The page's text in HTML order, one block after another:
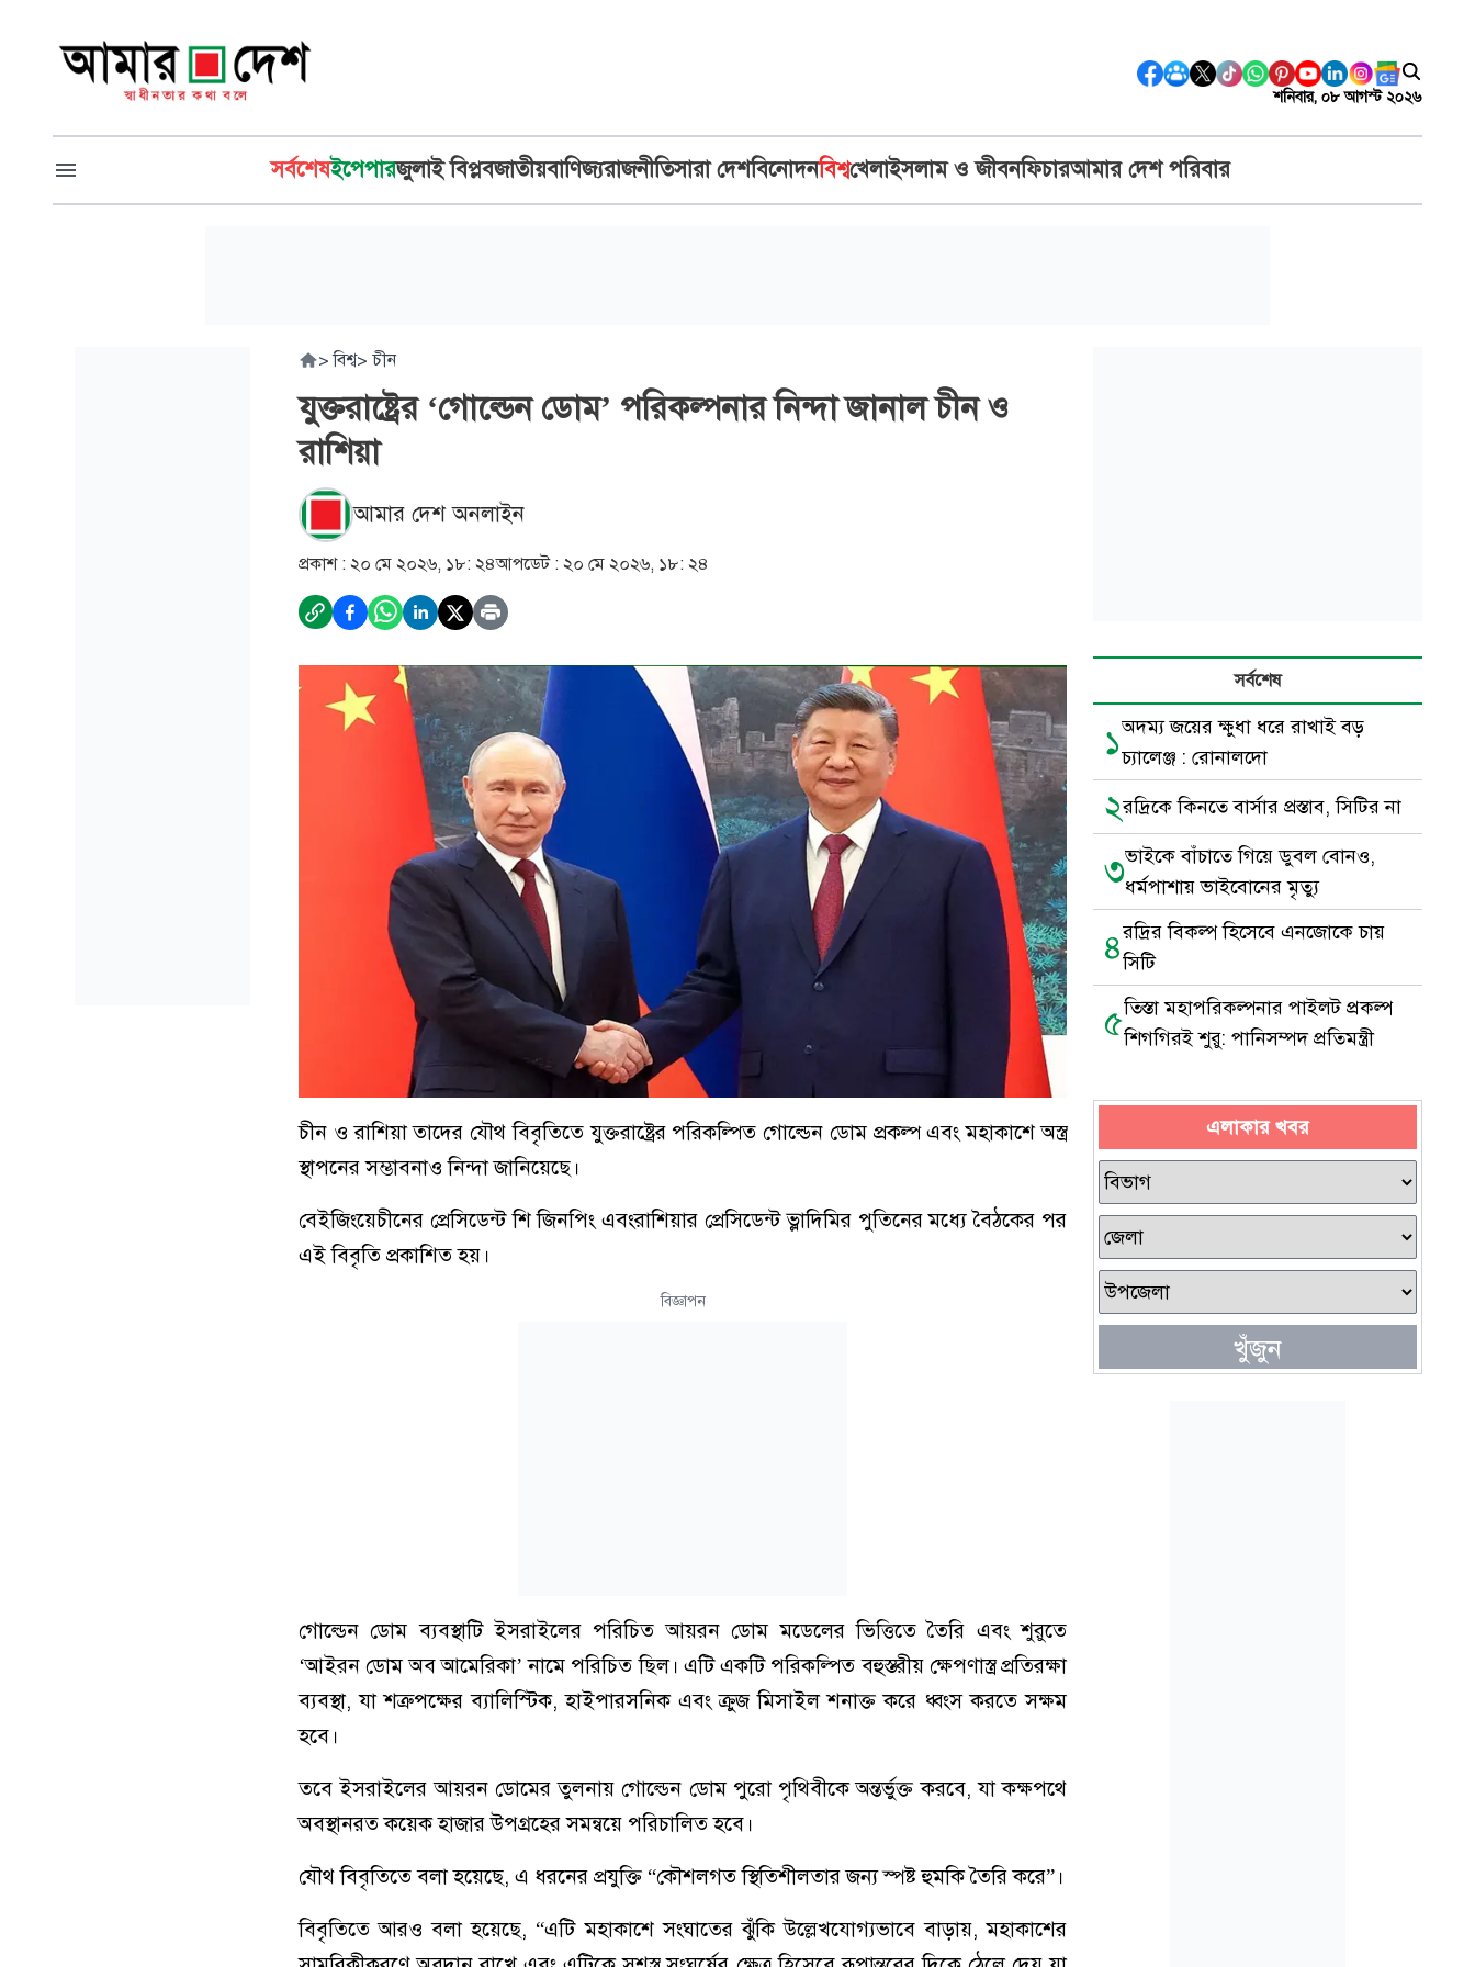
শনিবার, ০৮ আগস্ট ২০২৬
সর্বশেষইপেপারজুলাই বিপ্লবজাতীয়বাণিজ্যরাজনীতিসারা দেশবিনোদনবিশ্বখেলাইসলাম ও জীবনফিচারআমার দেশ পরিবার
> বিশ্ব> চীন
যুক্তরাষ্ট্রের ‘গোল্ডেন ডোম’ পরিকল্পনার নিন্দা জানাল চীন ও
রাশিয়া
আমার দেশ অনলাইন
প্রকাশ : ২০ মে ২০২৬, ১৮: ২৪আপডেট : ২০ মে ২০২৬, ১৮: ২৪
চীন ও রাশিয়া তাদের যৌথ বিবৃতিতে যুক্তরাষ্ট্রের পরিকল্পিত গোল্ডেন ডোম প্রকল্প এবং মহাকাশে অস্ত্র
স্থাপনের সম্ভাবনাও নিন্দা জানিয়েছে।
বেইজিংয়েচীনের প্রেসিডেন্ট শি জিনপিং এবংরাশিয়ার প্রেসিডেন্ট ভ্লাদিমির পুতিনের মধ্যে বৈঠকের পর
এই বিবৃতি প্রকাশিত হয়।
বিজ্ঞাপন
গোল্ডেন ডোম ব্যবস্থাটি ইসরাইলের পরিচিত আয়রন ডোম মডেলের ভিত্তিতে তৈরি এবং শুরুতে
‘আইরন ডোম অব আমেরিকা’ নামে পরিচিত ছিল। এটি একটি পরিকল্পিত বহুস্তরীয় ক্ষেপণাস্ত্র প্রতিরক্ষা
ব্যবস্থা, যা শত্রুপক্ষের ব্যালিস্টিক, হাইপারসনিক এবং ক্রুজ মিসাইল শনাক্ত করে ধ্বংস করতে সক্ষম
হবে।
তবে ইসরাইলের আয়রন ডোমের তুলনায় গোল্ডেন ডোম পুরো পৃথিবীকে অন্তর্ভুক্ত করবে, যা কক্ষপথে
অবস্থানরত কয়েক হাজার উপগ্রহের সমন্বয়ে পরিচালিত হবে।
যৌথ বিবৃতিতে বলা হয়েছে, এ ধরনের প্রযুক্তি “কৌশলগত স্থিতিশীলতার জন্য স্পষ্ট হুমকি তৈরি করে”।
বিবৃতিতে আরও বলা হয়েছে, “এটি মহাকাশে সংঘাতের ঝুঁকি উল্লেখযোগ্যভাবে বাড়ায়, মহাকাশের
সর্বশেষ
১অদম্য জয়ের ক্ষুধা ধরে রাখাই বড়
চ্যালেঞ্জ : রোনালদো
২রদ্রিকে কিনতে বার্সার প্রস্তাব, সিটির না
৩ভাইকে বাঁচাতে গিয়ে ডুবল বোনও,
ধর্মপাশায় ভাইবোনের মৃত্যু
৪রদ্রির বিকল্প হিসেবে এনজোকে চায়
সিটি
৫তিস্তা মহাপরিকল্পনার পাইলট প্রকল্প
শিগগিরই শুরু: পানিসম্পদ প্রতিমন্ত্রী
এলাকার খবর
খুঁজুন